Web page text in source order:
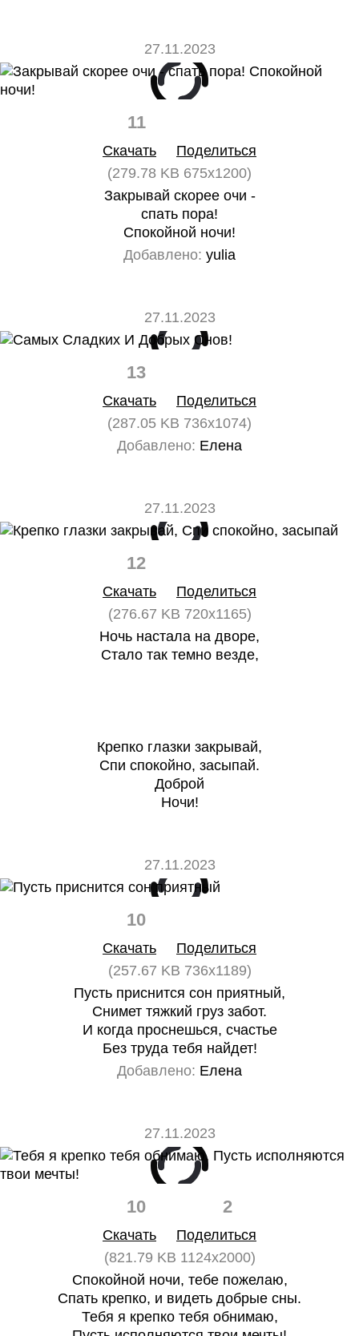
27.11.2023
11
Скачать
Поделиться
(279.78 KB 675x1200)
Закрывай скорее очи -
спать пора!
Спокойной ночи!
Добавлено: yulia
27.11.2023
13
Скачать
Поделиться
(287.05 KB 736x1074)
Добавлено: Елена
27.11.2023
12
Скачать
Поделиться
(276.67 KB 720x1165)
Ночь настала на дворе,
Стало так темно везде,
Крепко глазки закрывай,
Спи спокойно, засыпай.
Доброй
Ночи!
27.11.2023
10
Скачать
Поделиться
(257.67 KB 736x1189)
Пусть приснится сон приятный,
Снимет тяжкий груз забот.
И когда проснешься, счастье
Без труда тебя найдет!
Добавлено: Елена
27.11.2023
10 2
Скачать
Поделиться
(821.79 KB 1124x2000)
Спокойной ночи, тебе пожелаю,
Спать крепко, и видеть добрые сны.
Тебя я крепко тебя обнимаю,